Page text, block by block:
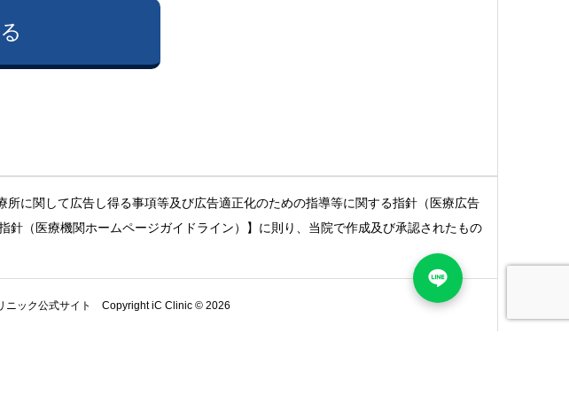
に関して広告し得る事項等及び広告適正化のための指導等に関する指針（医療広告
（医療機関ホームページガイドライン）】に則り、当院で作成及び承認されたもの
ニック公式サイト Copyright iC Clinic © 2026